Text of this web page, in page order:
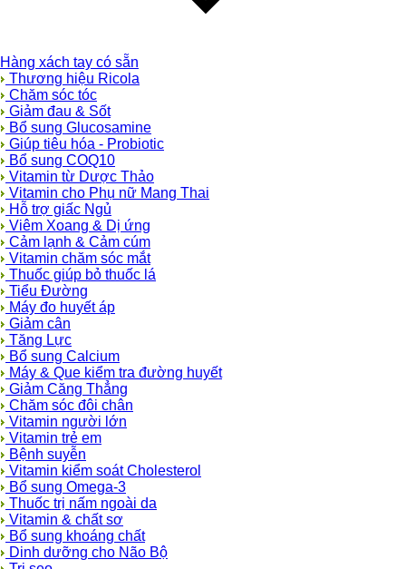
Hàng xách tay có sẵn
Thương hiệu Ricola
Chăm sóc tóc
Giảm đau & Sốt
Bổ sung Glucosamine
Giúp tiêu hóa - Probiotic
Bổ sung COQ10
Vitamin từ Dược Thảo
Vitamin cho Phụ nữ Mang Thai
Hỗ trợ giấc Ngủ
Viêm Xoang & Dị ứng
Cảm lạnh & Cảm cúm
Vitamin chăm sóc mắt
Thuốc giúp bỏ thuốc lá
Tiểu Đường
Máy đo huyết áp
Giảm cân
Tăng Lực
Bổ sung Calcium
Máy & Que kiểm tra đường huyết
Giảm Căng Thẳng
Chăm sóc đôi chân
Vitamin người lớn
Vitamin trẻ em
Bệnh suyễn
Vitamin kiểm soát Cholesterol
Bổ sung Omega-3
Thuốc trị nấm ngoài da
Vitamin & chất sơ
Bổ sung khoáng chất
Dinh dưỡng cho Não Bộ